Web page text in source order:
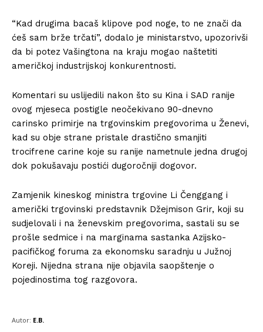
“Kad drugima bacaš klipove pod noge, to ne znači da
ćeš sam brže trčati”, dodalo je ministarstvo, upozorivši
da bi potez Vašingtona na kraju mogao naštetiti
američkoj industrijskoj konkurentnosti.
Komentari su uslijedili nakon što su Kina i SAD ranije
ovog mjeseca postigle neočekivano 90-dnevno
carinsko primirje na trgovinskim pregovorima u Ženevi,
kad su obje strane pristale drastično smanjiti
trocifrene carine koje su ranije nametnule jedna drugoj
dok pokušavaju postići dugoročniji dogovor.
Zamjenik kineskog ministra trgovine Li Čenggang i
američki trgovinski predstavnik Džejmison Grir, koji su
sudjelovali i na ženevskim pregovorima, sastali su se
prošle sedmice i na marginama sastanka Azijsko-
pacifičkog foruma za ekonomsku saradnju u Južnoj
Koreji. Nijedna strana nije objavila saopštenje o
pojedinostima tog razgovora.
Autor: E.B.